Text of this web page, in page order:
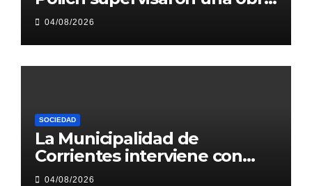
hídrica que beneficiará a más
04/08/2026
SOCIEDAD
La Municipalidad de
Corrientes interviene con
obras 1.200 metros de Héroes
04/08/2026